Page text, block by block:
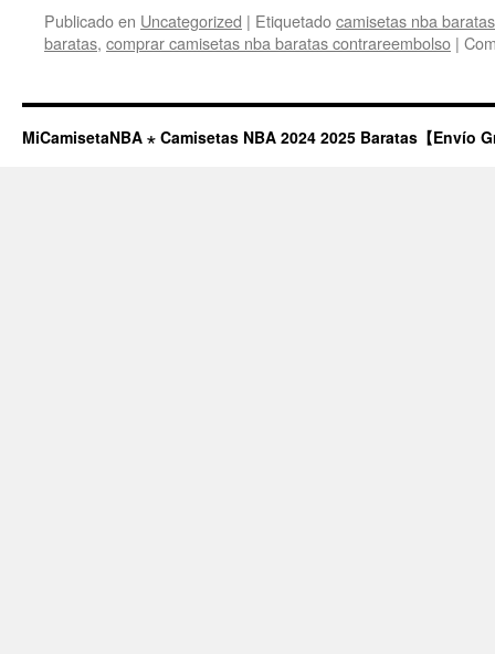
Publicado en Uncategorized | Etiquetadocamisetas nba
baratas, comprar camisetas nba baratas contrareembolso |
MiCamisetaNBA ⋆ Camisetas NBA 2024 2025 Baratas【Envío